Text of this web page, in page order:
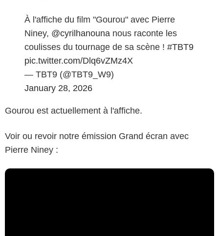
À l'affiche du film "Gourou" avec Pierre
Niney, @cyrilhanouna nous raconte les
coulisses du tournage de sa scène ! #TBT9
pic.twitter.com/Dlq6vZMz4X
— TBT9 (@TBT9_W9)
January 28, 2026
Gourou est actuellement à l'affiche.
Voir ou revoir notre émission Grand écran avec
Pierre Niney :